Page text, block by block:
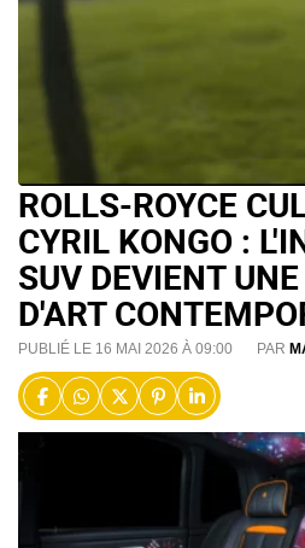
ROLLS-ROYCE
CYRIL KONGO :
SUV DEVIENT
D'ART
PUBLIÉ LE 16 MAI 2026 À 09:00 PAR